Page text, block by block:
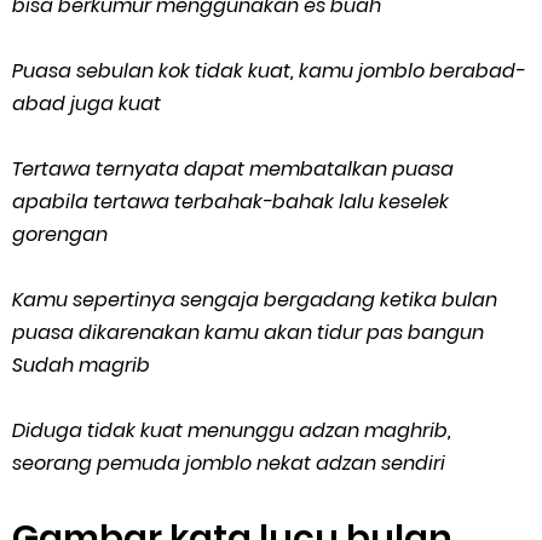
Puasa sebulan kok tidak kuat, kamu jomblo berabad-
abad juga kuat
Tertawa ternyata dapat membatalkan puasa
apabila tertawa terbahak-bahak lalu keselek
gorengan
Kamu sepertinya sengaja bergadang ketika bulan
puasa dikarenakan kamu akan tidur pas bangun
Sudah magrib
Diduga tidak kuat menunggu adzan maghrib,
seorang pemuda jomblo nekat adzan sendiri